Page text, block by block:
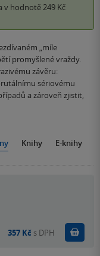
v hodnotě 249 Kč
„míle
promyšlené vraždy.
závěru:
sériovému
a zároveň zjistit,
Knihy E-knihy
357 Kč s DPH